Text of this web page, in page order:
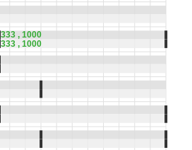
41 , 66 , 83 , 90 , 111 , 125 , 333 , 1000
41 , 66 , 83 , 90 , 111 , 125 , 333 , 1000